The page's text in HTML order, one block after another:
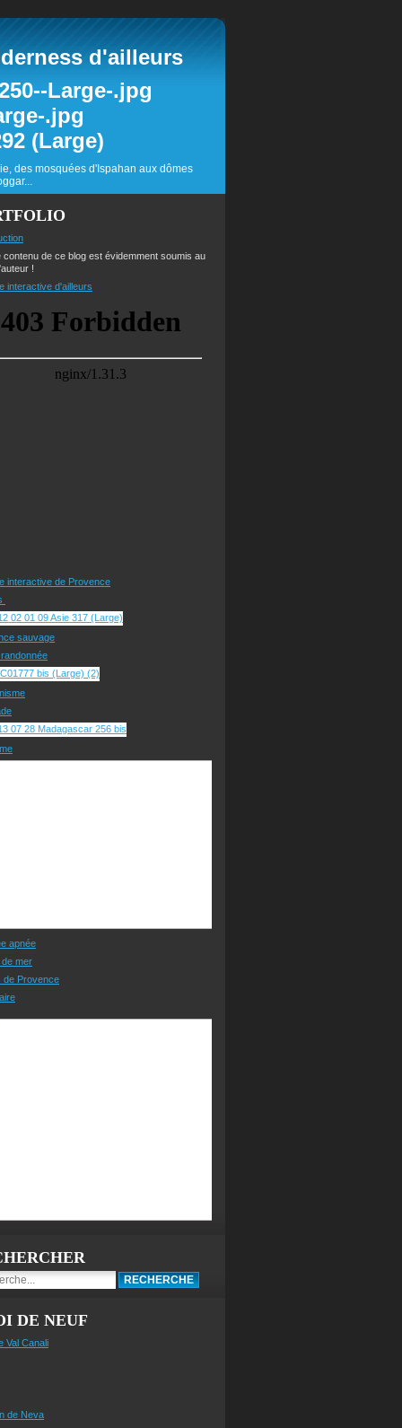
d'ailleurs
des mosquées d'Ispahan aux dômes
contenu de ce blog est évidemment soumis au
!
interactive d'ailleurs
interactive de Provence
sauvage
apnée
mer
de Provence
DE NEUF
Val Canali
de Neva